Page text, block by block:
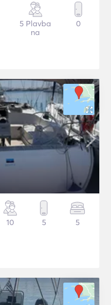
5 Plavba
na
0
10 5 5